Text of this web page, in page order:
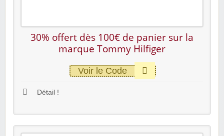
30% offert dès 100€ de panier sur la
marque Tommy Hilfiger
Voir le Code
Détail !